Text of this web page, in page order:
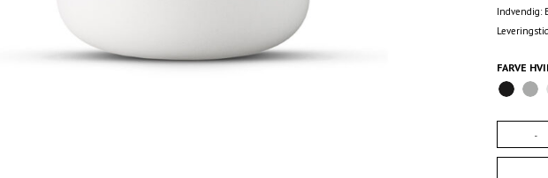
Indvendig:
FARVE